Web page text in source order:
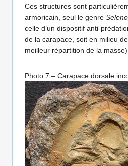
Ces structures sont
armoricain, seul le genre
celle d’un dispositif anti-
de la carapace, soit en milieu
meilleur répartition de la
Photo 7 – Carapace dorsale